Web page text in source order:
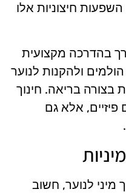
חיצוניות אלו
בהדרכה מקצועית
ולהקנות לנוער
בצורה בריאה. חינוך
אלא גם
מיני לנוער, חשוב